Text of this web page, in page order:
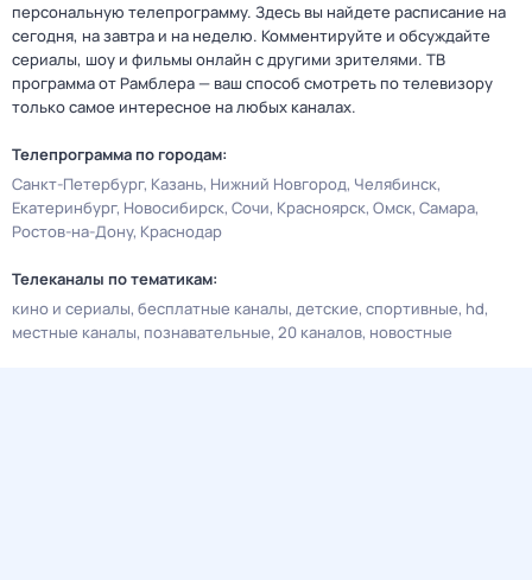
персональную телепрограмму. Здесь вы найдете расписание на
сегодня, на завтра и на неделю. Комментируйте и обсуждайте
сериалы, шоу и фильмы онлайн с другими зрителями. ТВ
программа от Рамблера — ваш способ смотреть по телевизору
только самое интересное на любых каналах.
Телепрограмма по городам:
Санкт-Петербург Казань Нижний Новгород Челябинск
Екатеринбург Новосибирск Сочи Красноярск Омск Самара
Ростов-на-Дону Краснодар
Телеканалы по тематикам:
кино и сериалы бесплатные каналы детские спортивные hd
местные каналы познавательные 20 каналов новостные